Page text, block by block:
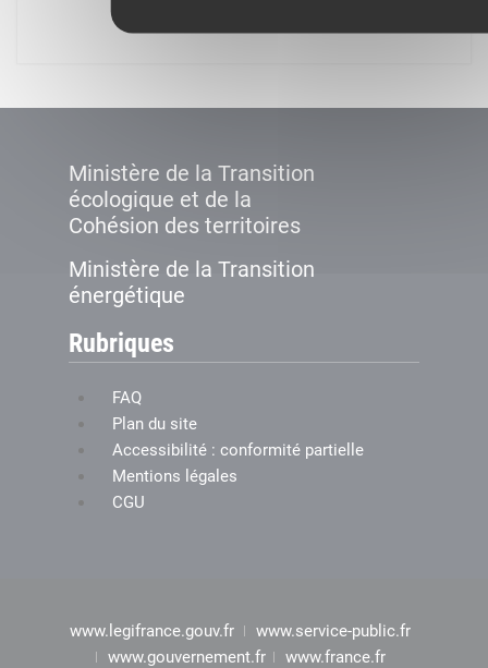
Ministère de la Transition
écologique et de la
Cohésion des territoires
Ministère de la Transition
énergétique
Rubriques
FAQ
Plan du site
Accessibilité : conformité partielle
Mentions légales
CGU
www.legifrance.gouv.fr
www.service-public.fr
www.gouvernement.fr
www.france.fr